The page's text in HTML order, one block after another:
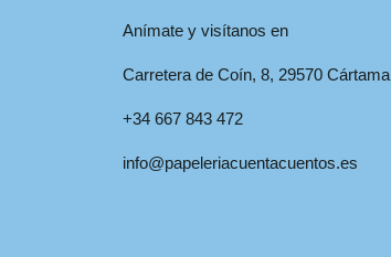
Anímate y visítanos en
Carretera de Coín, 8, 29570 Cártama
+34 667 843 472
info@papeleriacuentacuentos.es